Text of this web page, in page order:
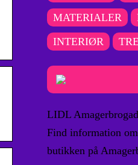
MATERIALER
INTERIØR
LIDL
Find information
butikken på